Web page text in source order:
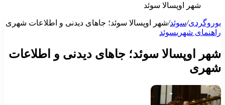
شهر اوپسالا سوئد
/سوئد/شهر اوپسالا سوئد؛ جاهای دیدنی و اطلاعات شهری
شهریسوئد
اوپسالا سوئد؛ جاهای دیدنی و اطلاعات